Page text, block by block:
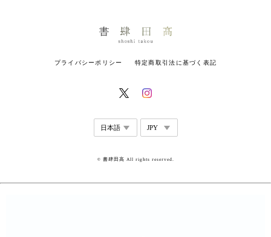
プライバシーポリシー 特定商取引法に基づく表記
© 書肆田高 All rights reserved.